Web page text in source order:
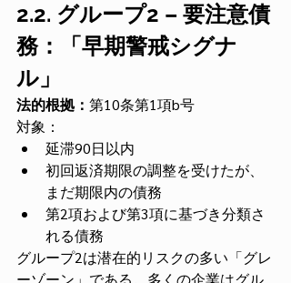
2.2. グループ2 – 要注意債
務：「早期警戒シグナ
ル」
法的根拠： 第10条第1項b号
対象：
延滞90日以内
初回返済期限の調整を受けたが、
まだ期限内の債務
第2項および第3項に基づき分類さ
れる債務
グループ2は潜在的リスクの多い「グレ
ーゾーン」である。多くの企業はグル